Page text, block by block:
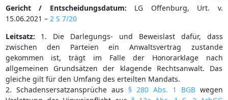
Gericht / Entscheidungsdatum: LG Offenburg, Urt. v.
15.06.2021 – 2 S 7/20
Leitsatz: 1. Die Darlegungs- und Beweislast dafür, dass
zwischen den Parteien ein Anwaltsvertrag zustande
gekommen ist, trägt im Falle der Honorarklage nach
allgemeinen Grundsätzen der klagende Rechtsanwalt. Das
gleiche gilt für den Umfang des erteilten Mandats.
2. Schadensersatzansprüche aus § 280 Abs. 1 BGBwegen